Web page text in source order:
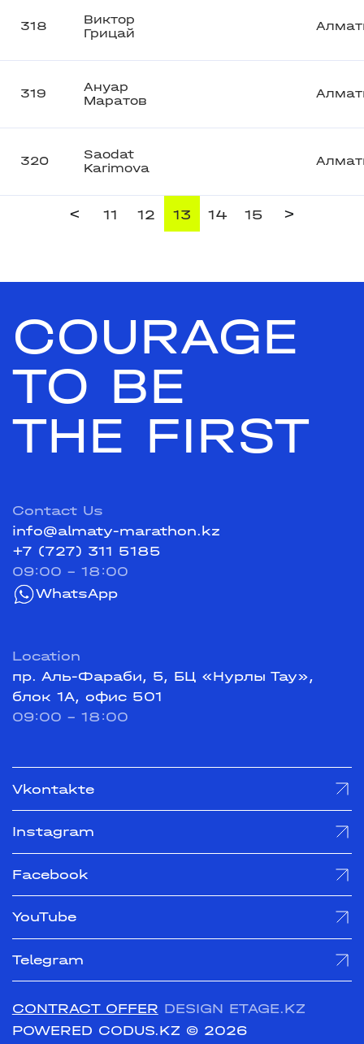
318
Виктор
Грицай
319
Ануар
Маратов
320
Saodat
Karimova
< 11 12 13 14 15 >
COURAGE
TO BE
THE FIRST
Contact Us
info@almaty-marathon.kz
+7 (727) 311 5185
09:00 - 18:00
WhatsApp
Location
пр. Аль-Фараби, 5, БЦ «Нурлы Тау»,
блок 1А, офис 501
09:00 - 18:00
Vkontakte
Instagram
Facebook
YouTube
Telegram
CONTRACT OFFER DESIGN ETAGE.KZ
POWERED CODUS.KZ © 2026